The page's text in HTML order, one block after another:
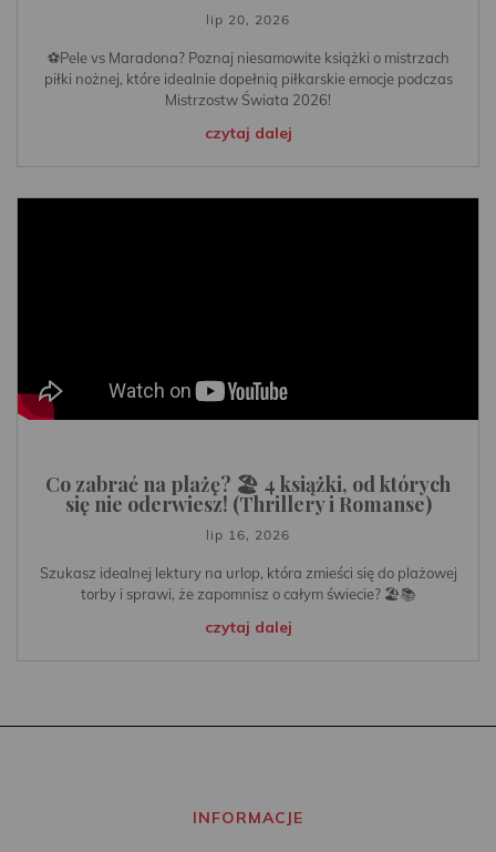
lip 20, 2026
⚽️Pele vs Maradona? Poznaj niesamowite książki o mistrzach
piłki nożnej, które idealnie dopełnią piłkarskie emocje podczas
Mistrzostw Świata 2026!
czytaj dalej
Co zabrać na plażę? 🏖️ 4 książki, od których
się nie oderwiesz! (Thrillery i Romanse)
lip 16, 2026
Szukasz idealnej lektury na urlop, która zmieści się do plażowej
torby i sprawi, że zapomnisz o całym świecie? 🏖️📚
czytaj dalej
INFORMACJE